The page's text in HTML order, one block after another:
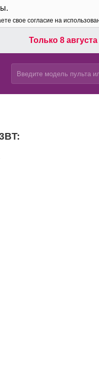
свое согласие на
Только 8